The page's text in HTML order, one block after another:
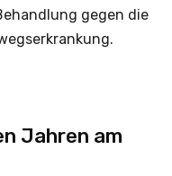
gegen die
Jahren am